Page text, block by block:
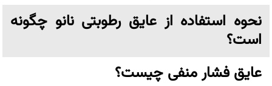
نحوه استفاده از عایق رطوبتی نانو چگونه
است؟
عایق فشار منفی چیست؟